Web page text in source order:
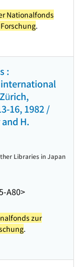
Nationalfonds
.
:
16, 1982 /
H.
A80>
Libraries in Japan
zur
.